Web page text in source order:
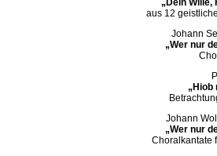
„Dein Wille,
aus 12
Johann
„Wer nur
„Hiob
Johann
„Wer nur
Choralkantate